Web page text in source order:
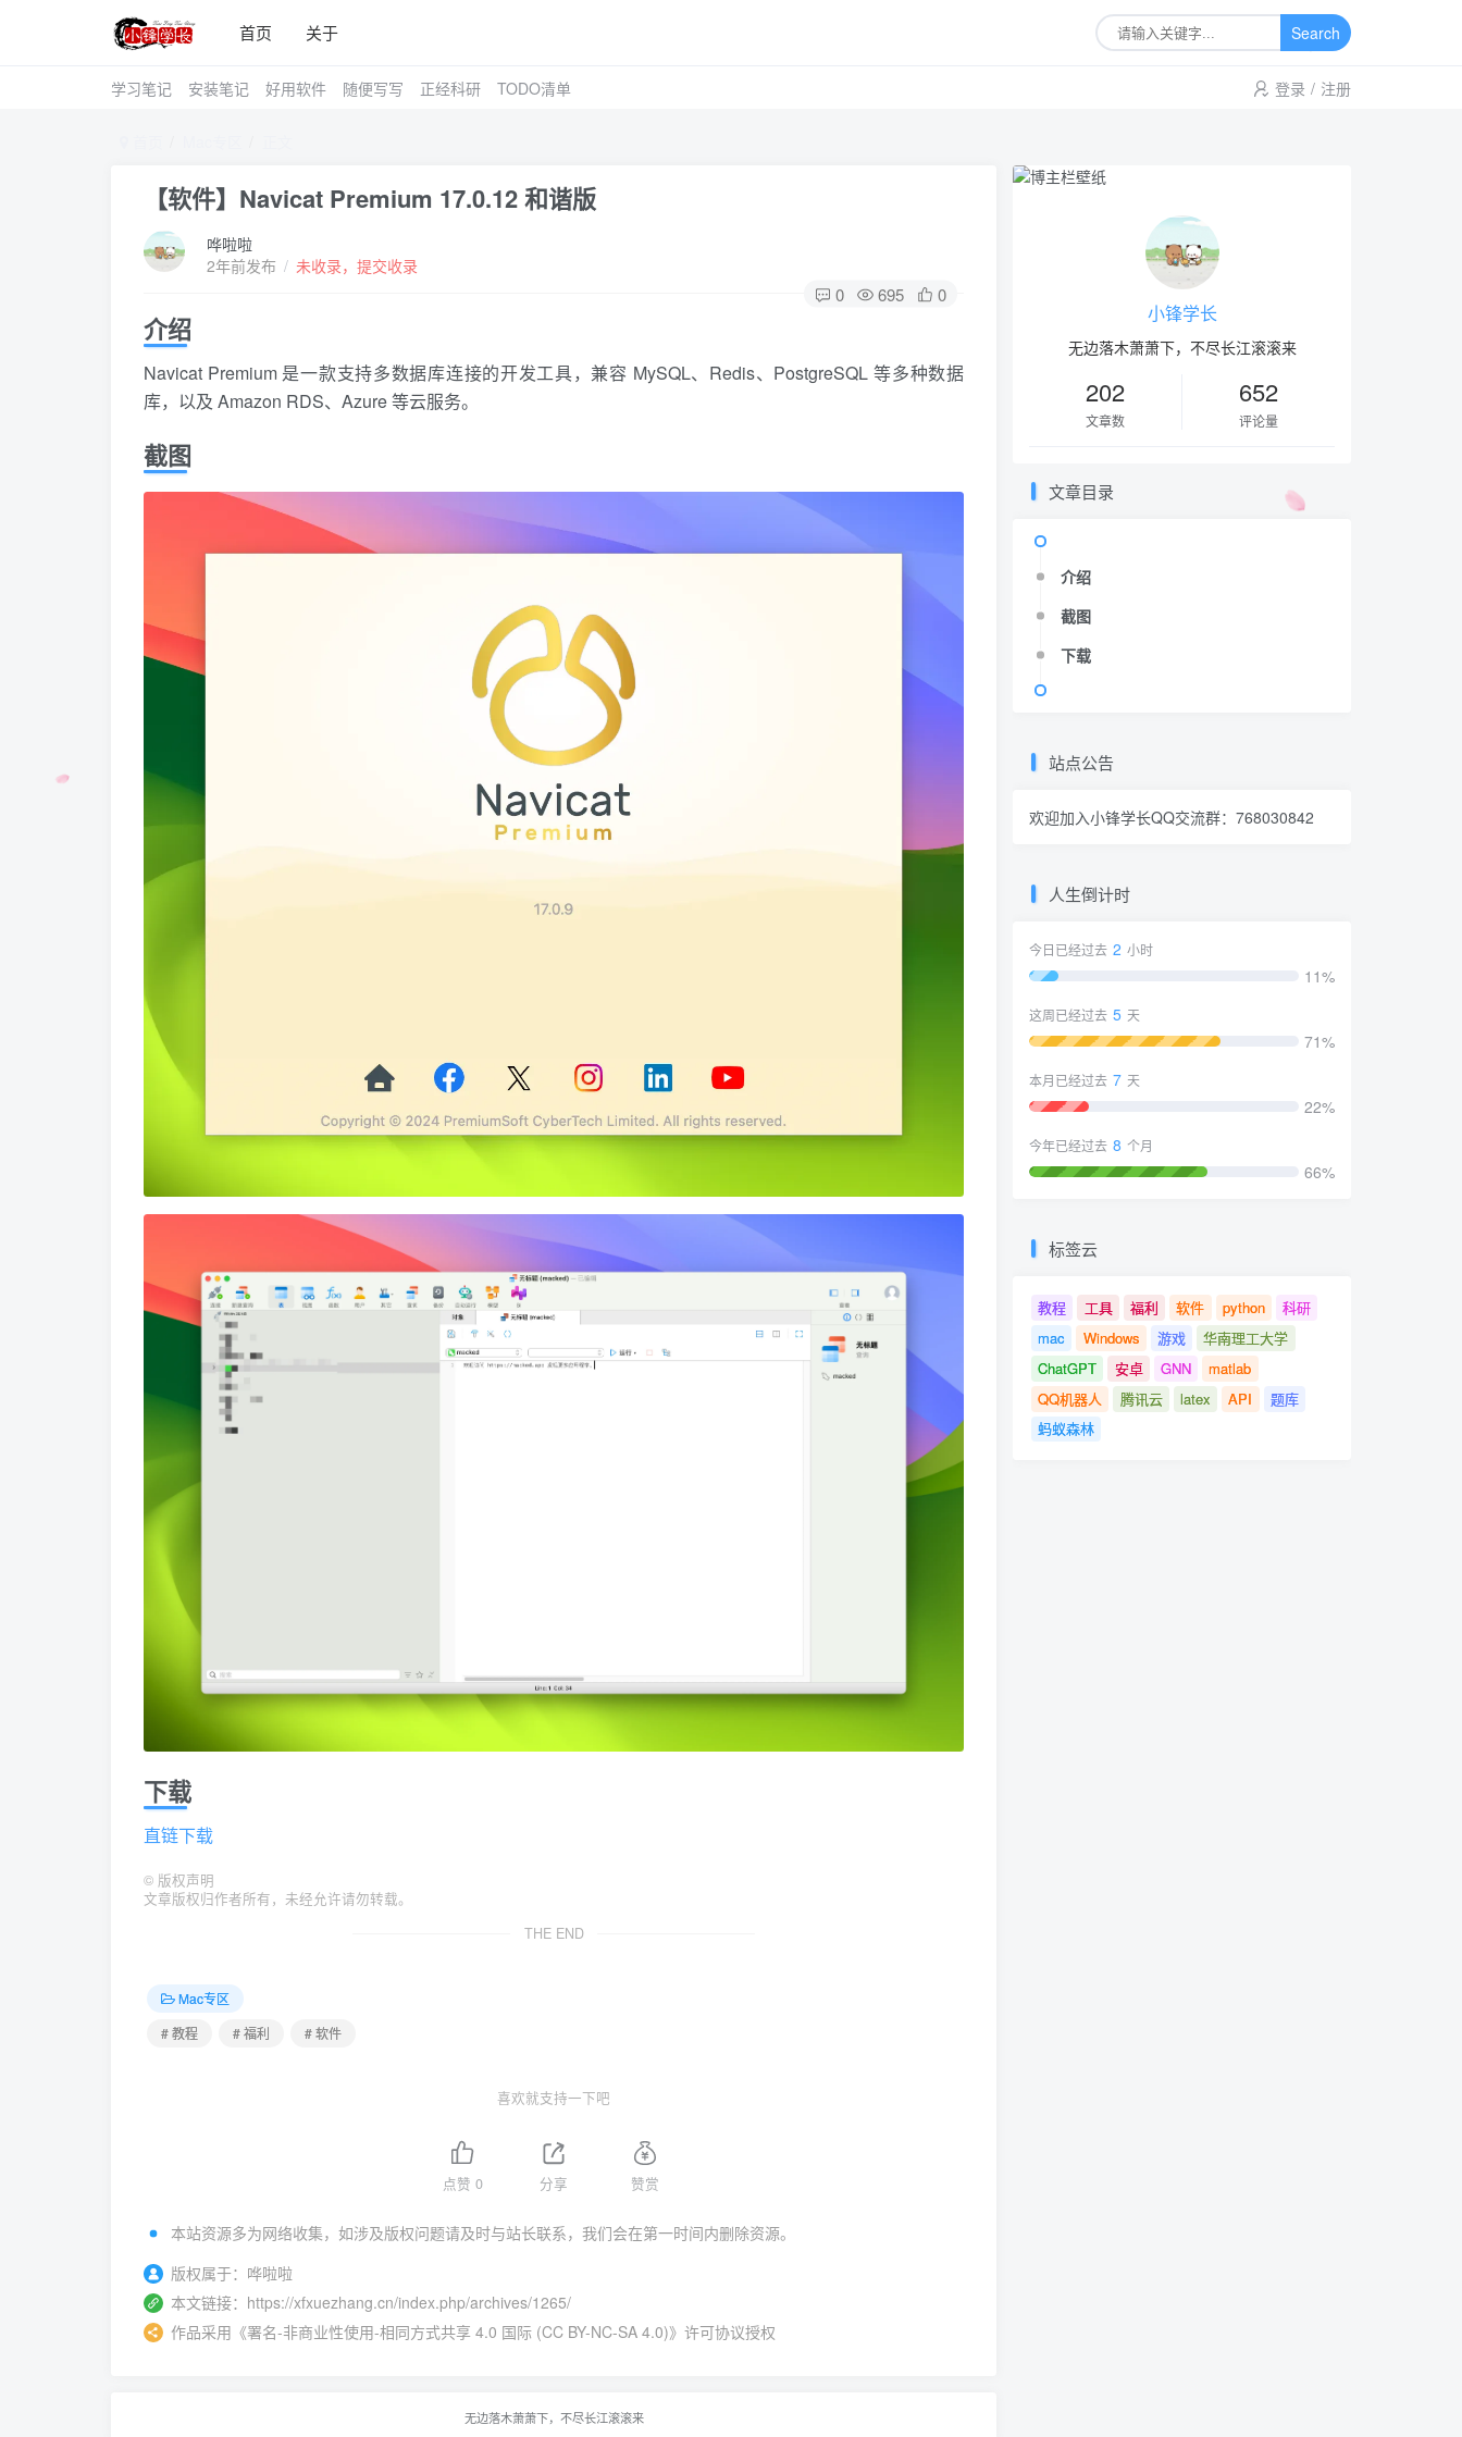
首页 关于 Search
学习笔记 安装笔记 好用软件 随便写写 正经科研 TODO清单 登录 / 注册
【软件】Navicat Premium 17.0.12 和谐版
哗啦啦
2年前发布 / 未收录，提交收录
0 695 0
介绍
Navicat Premium 是一款支持多数据库连接的开发工具，兼容 MySQL、Redis、PostgreSQL 等多种数据
库，以及 Amazon RDS、Azure 等云服务。
截图
下载
直链下载
© 版权声明
文章版权归作者所有，未经允许请勿转载。
THE END
Mac专区
# 教程
# 福利 # 软件
喜欢就支持一下吧
点赞 0 分享 赞赏
本站资源多为网络收集，如涉及版权问题请及时与站长联系，我们会在第一时间内删除资源。
版权属于： 哗啦啦
本文链接： https://xfxuezhang.cn/index.php/archives/1265/
作品采用 《署名-非商业性使用-相同方式共享 4.0 国际 (CC BY-NC-SA 4.0)》许可协议授权
无边落木萧萧下，不尽长江滚滚来
小锋学长
无边落木萧萧下，不尽长江滚滚来
202
文章数
652
评论量
文章目录
介绍
截图
下载
站点公告
欢迎加入小锋学长QQ交流群： 768030842
人生倒计时
今日已经过去 2 小时
11%
这周已经过去 5 天
71%
本月已经过去 7 天
22%
今年已经过去 8 个月
66%
标签云
教程 工具 福利 软件 python
科研
mac
Windows 游戏
华南理工大学
ChatGPT
安卓 GNN
matlab
QQ机器人
腾讯云 latex API
题库
蚂蚁森林